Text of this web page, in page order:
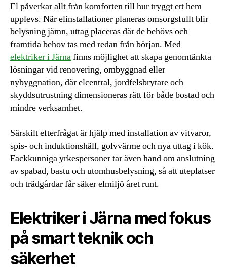
El påverkar allt från komforten till hur tryggt ett hem
upplevs. När elinstallationer planeras omsorgsfullt blir
belysning jämn, uttag placeras där de behövs och
framtida behov tas med redan från början. Med
elektriker i Järnafinns möjlighet att skapa genomtänkta
lösningar vid renovering, ombyggnad eller
nybyggnation, där elcentral, jordfelsbrytare och
skyddsutrustning dimensioneras rätt för både bostad och
mindre verksamhet.
Särskilt efterfrågat är hjälp med installation av vitvaror,
spis- och induktionshäll, golvvärme och nya uttag i kök.
Fackkunniga yrkespersoner tar även hand om anslutning
av spabad, bastu och utomhusbelysning, så att uteplatser
och trädgårdar får säker elmiljö året runt.
Elektriker i Järna med fokus
på smart teknik och
säkerhet